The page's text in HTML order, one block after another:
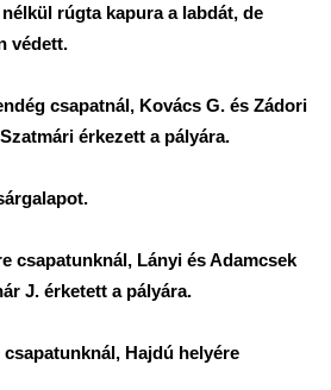
rúgta kapura a labdát, de
védett.
csapatnál, Kovács G. és Zádori
érkezett a pályára.
csapatunknál, Lányi és Adamcsek
J. érketett a pályára.
Hajdú helyére